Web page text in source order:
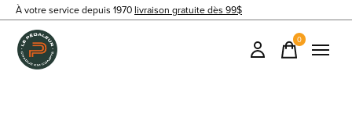
À votre service depuis 1970 livraison gratuite dès 99$
0items